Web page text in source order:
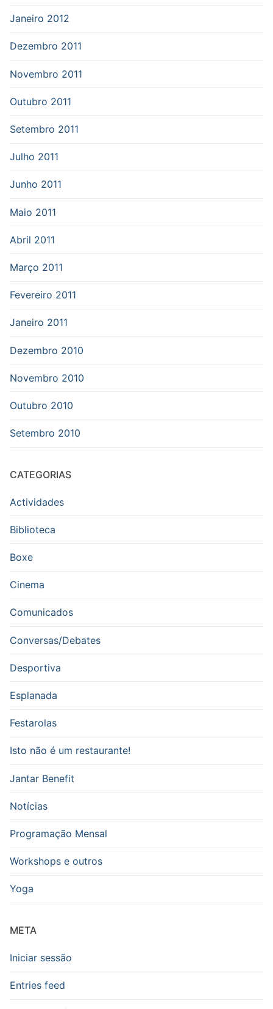
Janeiro 2012
Dezembro 2011
Novembro 2011
Outubro 2011
Setembro 2011
Julho 2011
Junho 2011
Maio 2011
Abril 2011
Março 2011
Fevereiro 2011
Janeiro 2011
Dezembro 2010
Novembro 2010
Outubro 2010
Setembro 2010
CATEGORIAS
Actividades
Biblioteca
Boxe
Cinema
Comunicados
Conversas/Debates
Desportiva
Esplanada
Festarolas
Isto não é um restaurante!
Jantar Benefit
Notícias
Programação Mensal
Workshops e outros
Yoga
META
Iniciar sessão
Entries feed